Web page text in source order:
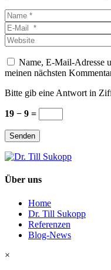
Name
*E-
Mail
*
Website
Name, E-Mail-Adresse
meinen nächsten
Bitte gib eine Antwort in
19 − 9 =
Senden
Über uns
Home
Dr. Till Sukopp
Referenzen
Blog-News
×